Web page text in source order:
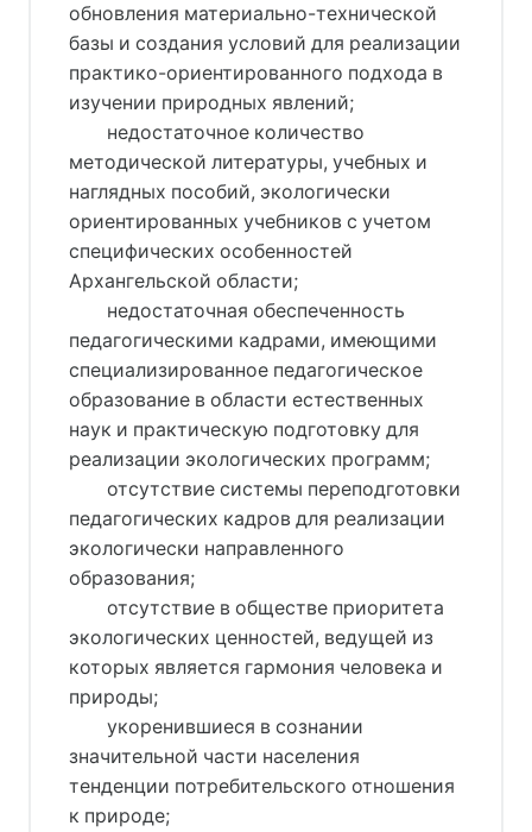
обновления материально-технической
базы и создания условий для реализации
практико-ориентированного подхода в
изучении природных явлений;
недостаточное количество
методической литературы, учебных и
наглядных пособий, экологически
ориентированных учебников с учетом
специфических особенностей
Архангельской области;
недостаточная обеспеченность
педагогическими кадрами, имеющими
специализированное педагогическое
образование в области естественных
наук и практическую подготовку для
реализации экологических программ;
отсутствие системы переподготовки
педагогических кадров для реализации
экологически направленного
образования;
отсутствие в обществе приоритета
экологических ценностей, ведущей из
которых является гармония человека и
природы;
укоренившиеся в сознании
значительной части населения
тенденции потребительского отношения
к природе;